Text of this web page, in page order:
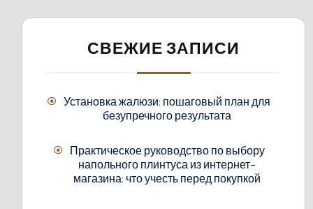
СВЕЖИЕ ЗАПИСИ
Установка жалюзи: пошаговый план для
безупречного результата
Практическое руководство по выбору
напольного плинтуса из интернет-
магазина: что учесть перед покупкой